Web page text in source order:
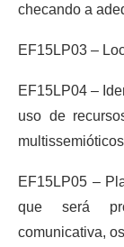
checando a
EF15LP03 –
EF15LP04 –
uso de
EF15LP05 –
que será
comunicativa,